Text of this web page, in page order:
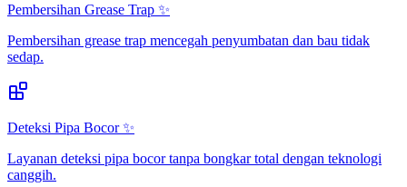
Pembersihan Grease Trap ✨
Pembersihan grease trap mencegah penyumbatan dan bau tidak
sedap.
Deteksi Pipa Bocor ✨
Layanan deteksi pipa bocor tanpa bongkar total dengan teknologi
canggih.